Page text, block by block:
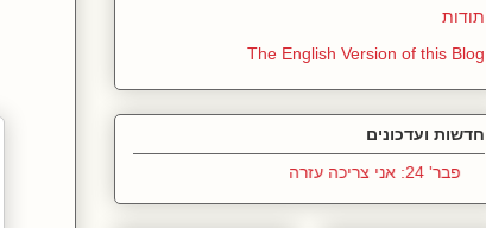
תודות
The English Version of this Blog
חדשות ועדכונים